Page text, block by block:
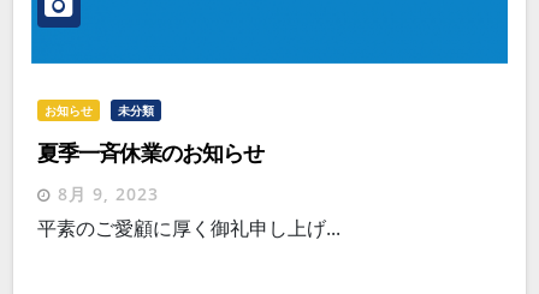
お知らせ 未分類
夏季一斉休業のお知らせ
8月 9, 2023
平素のご愛顧に厚く御礼申し上げ...